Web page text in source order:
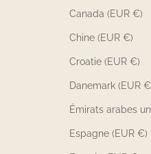
Canada (EUR €)
Chine (EUR €)
Croatie (EUR €)
Danemark (EUR
Espagne (EUR €)